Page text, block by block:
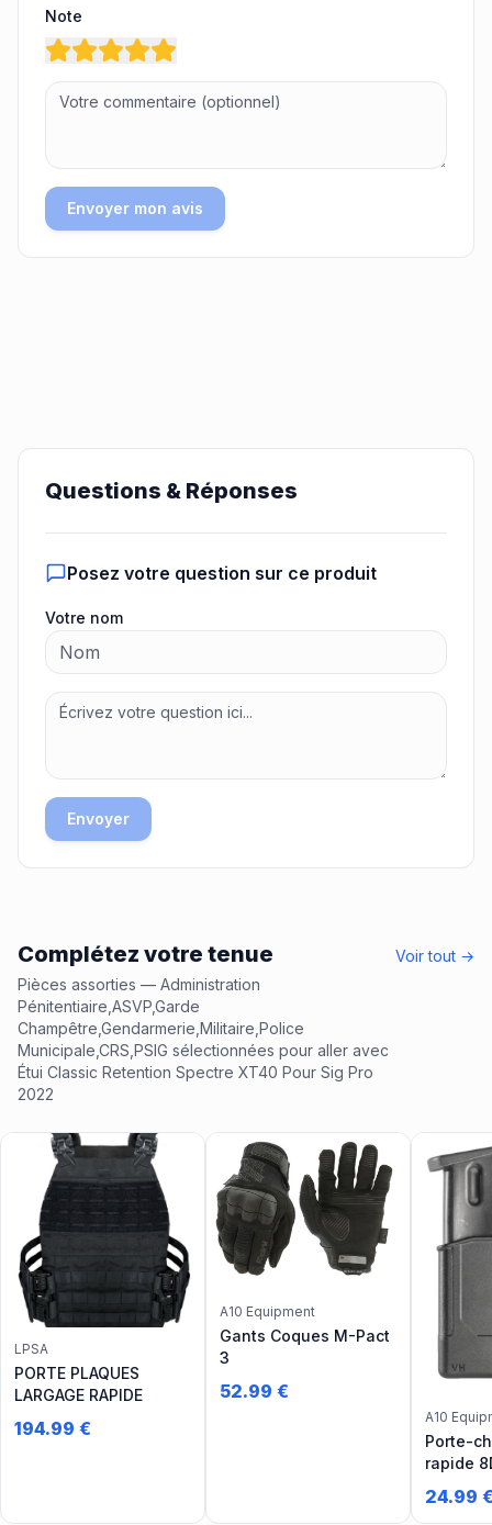
Note
Envoyer mon avis
Questions & Réponses
Posez votre question sur ce produit
Votre nom
Envoyer
Complétez votre tenue
Pièces assorties — Administration
Pénitentiaire,ASVP,Garde
Champêtre,Gendarmerie,Militaire,Police
Municipale,CRS,PSIG sélectionnées pour aller avec
Étui Classic Retention Spectre XT40 Pour Sig Pro
2022
Voir tout →
LPSA
PORTE PLAQUES
LARGAGE RAPIDE
194.99 €
A10 Equipment
Gants Coques M-Pact
3
52.99 €
A10
Porte-
rapide
24.99